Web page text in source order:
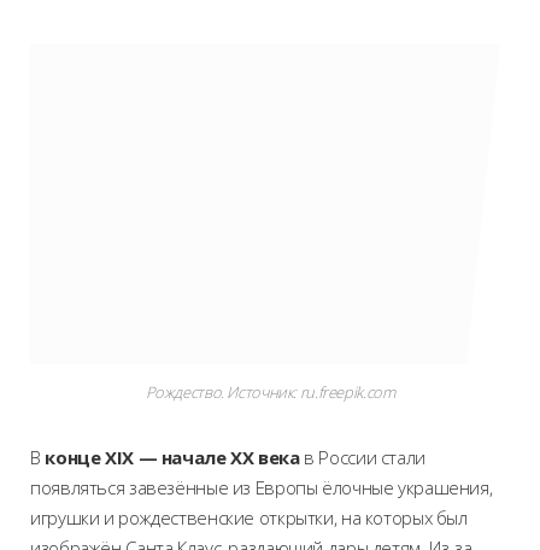
Рождество. Источник: ru.freepik.com
В конце XIX — начале ХХ векав России стали
появляться завезённые из Европы ёлочные украшения,
игрушки и рождественские открытки, на которых был